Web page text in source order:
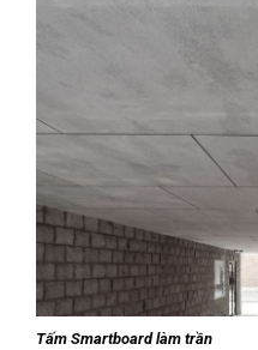
Tấm Smartboard làm trần